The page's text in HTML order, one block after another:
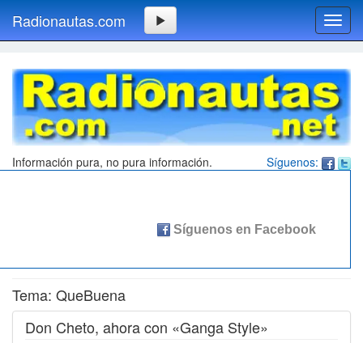
Radionautas.com
Síguenos:
Información pura, no pura información.
Tema: QueBuena
Don Cheto, ahora con «Ganga Style»